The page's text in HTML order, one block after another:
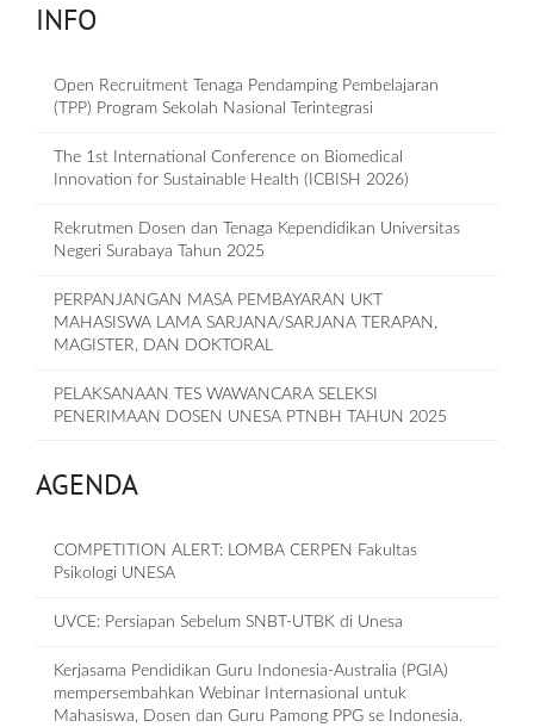
INFO
Open Recruitment Tenaga Pendamping Pembelajaran
(TPP) Program Sekolah Nasional Terintegrasi
The 1st International Conference on Biomedical
Innovation for Sustainable Health (ICBISH 2026)
Rekrutmen Dosen dan Tenaga Kependidikan Universitas
Negeri Surabaya Tahun 2025
PERPANJANGAN MASA PEMBAYARAN UKT
MAHASISWA LAMA SARJANA/SARJANA TERAPAN,
MAGISTER, DAN DOKTORAL
PELAKSANAAN TES WAWANCARA SELEKSI
PENERIMAAN DOSEN UNESA PTNBH TAHUN 2025
AGENDA
COMPETITION ALERT: LOMBA CERPEN Fakultas
Psikologi UNESA
UVCE: Persiapan Sebelum SNBT-UTBK di Unesa
Kerjasama Pendidikan Guru Indonesia-Australia (PGIA)
mempersembahkan Webinar Internasional untuk
Mahasiswa, Dosen dan Guru Pamong PPG se Indonesia.